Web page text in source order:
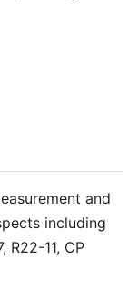
and
including
R22-11, CP